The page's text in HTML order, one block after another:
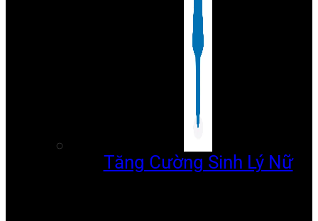
Tăng Cường Sinh Lý Nữ